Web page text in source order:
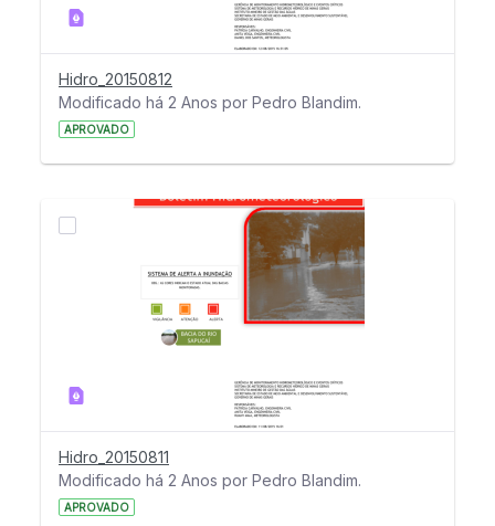
Hidro_20150812
Modificado há 2 Anos por Pedro Blandim.
APROVADO
Hidro_20150811
Modificado há 2 Anos por Pedro Blandim.
APROVADO